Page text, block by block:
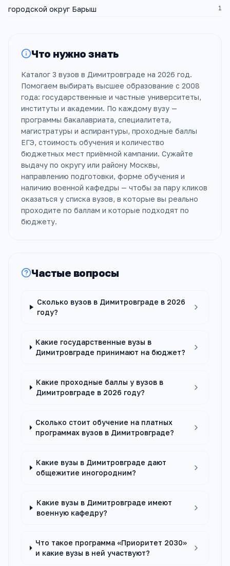
городской округ Барыш 1
Что нужно знать
Каталог 3 вузов в Димитровграде на 2026 год.
Помогаем выбирать высшее образование с 2008
года: государственные и частные университеты,
институты и академии. По каждому вузу —
программы бакалавриата, специалитета,
магистратуры и аспирантуры, проходные баллы
ЕГЭ, стоимость обучения и количество
бюджетных мест приёмной кампании. Сужайте
выдачу по округу или району Москвы,
направлению подготовки, форме обучения и
наличию военной кафедры — чтобы за пару кликов
оказаться у списка вузов, в которые вы реально
проходите по баллам и которые подходят по
бюджету.
Частые вопросы
Сколько вузов в Димитровграде в 2026
году?
Какие государственные вузы в
Димитровграде принимают на бюджет?
Какие проходные баллы у вузов в
Димитровграде в 2026 году?
Сколько стоит обучение на платных
программах вузов в Димитровграде?
Какие вузы в Димитровграде дают
общежитие иногородним?
Какие вузы в Димитровграде имеют
военную кафедру?
Что такое программа «Приоритет 2030»
и какие вузы в ней участвуют?